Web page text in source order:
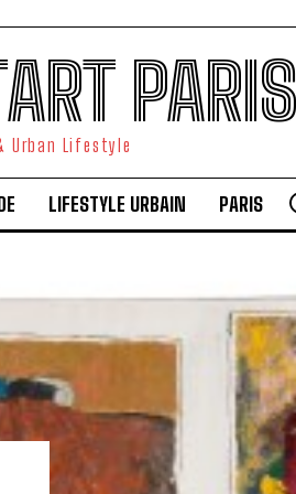
PARIS
Urban Lifestyle
LIFESTYLE URBAIN PARIS